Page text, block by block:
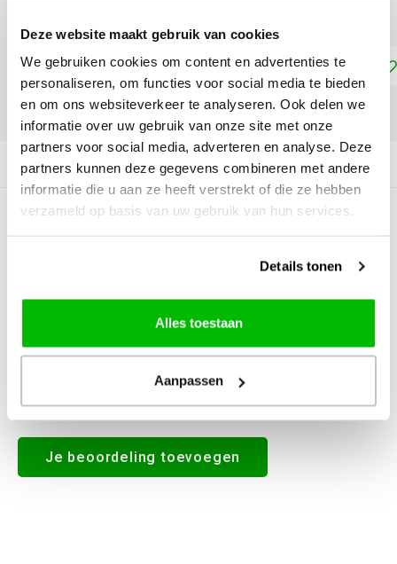
Deze website maakt gebruik van cookies
We gebruiken cookies om content en advertenties te
personaliseren, om functies voor social media te bieden
en om ons websiteverkeer te analyseren. Ook delen we
informatie over uw gebruik van onze site met onze
partners voor social media, adverteren en analyse. Deze
partners kunnen deze gegevens combineren met andere
informatie die u aan ze heeft verstrekt of die ze hebben
verzameld op basis van uw gebruik van hun services.
Details tonen
Alles toestaan
Aanpassen
Toevoegen aan winkelwagen
DELEN:
Productomschrijving
STERREN OP BASIS VAN
Alle reviews
Je beoordeling toevoegen